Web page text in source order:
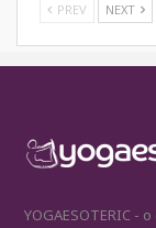
PREV NEXT
YOGAESOTERIC -